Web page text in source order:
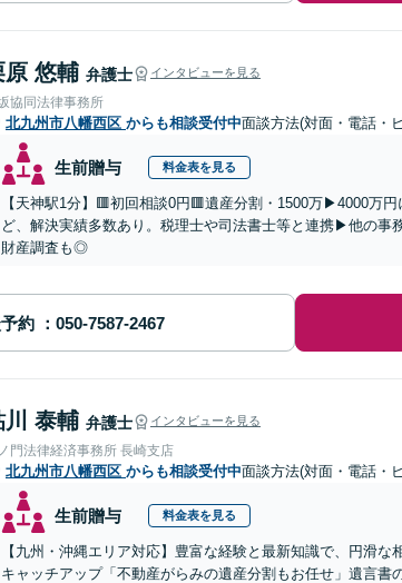
原 悠輔 弁護士 インタビューを見る
協同法律事務所
北九州市八幡西区 からも相談受付中面談方法(対面・電話・
生前贈与 料金表を見る
【天神駅1分】🟥初回相談0円🟥遺産分割・1500万▶4000万
ど、解決実績多数あり。税理士や司法書士等と連携▶他の事
財産調査も◎
約
川 泰輔 弁護士 インタビューを見る
門法律経済事務所 長崎支店
北九州市八幡西区 からも相談受付中面談方法(対面・電話・
生前贈与 料金表を見る
【九州・沖縄エリア対応】豊富な経験と最新知識で、円滑
キャッチアップ「不動産がらみの遺産分割もお任せ」遺言